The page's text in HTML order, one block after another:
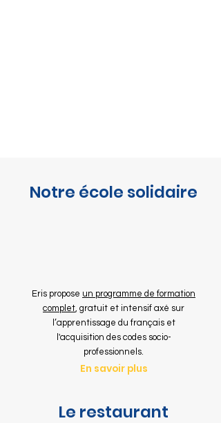
Notre école solidaire
Eris propose un programme de formation
complet, gratuit et intensif axé sur
l’apprentissage du français et
l'acquisition des codes socio-
professionnels.
En savoir plus
Le restaurant